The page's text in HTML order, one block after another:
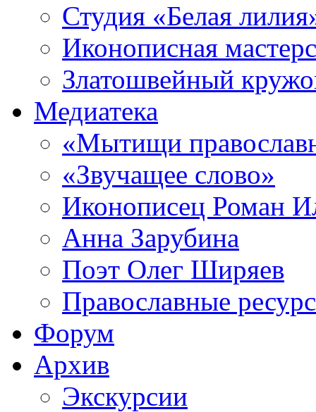
Студия «Белая
Иконописная
Златошвейный
Медиатека
«Мытищи
«Звучащее слово»
Иконописец Роман
Анна Зарубина
Поэт Олег Ширяев
Православные
Форум
Архив
Экскурсии